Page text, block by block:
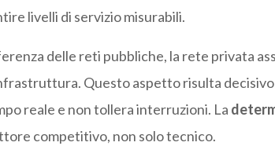
livelli di servizio misurabili.
delle reti pubbliche, la rete privata
Questo aspetto risulta
reale e non tollera interruzioni. La
competitivo, non solo tecnico.